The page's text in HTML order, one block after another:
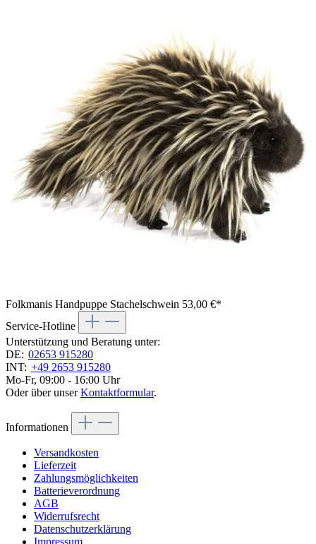
Folkmanis Handpuppe Stachelschwein 53,00 €*
Service-Hotline
Unterstützung und Beratung unter:
DE: 02653 915280
INT: +49 2653 915280
Mo-Fr, 09:00 - 16:00 Uhr
Oder über unserKontaktformular.
Informationen
Versandkosten
Lieferzeit
Zahlungsmöglichkeiten
Batterieverordnung
AGB
Widerrufsrecht
Datenschutzerklärung